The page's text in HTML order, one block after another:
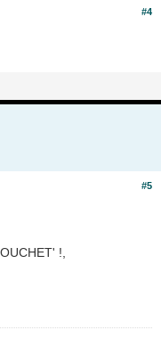
#4
#5
!,